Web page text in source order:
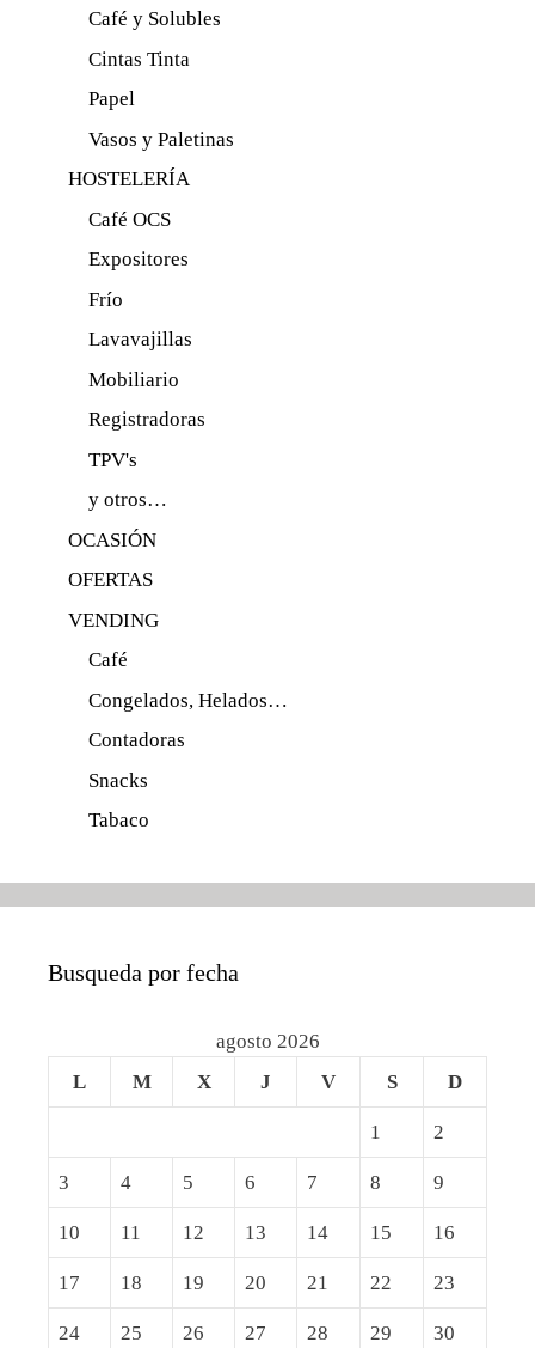
Café y Solubles
Cintas Tinta
Papel
Vasos y Paletinas
HOSTELERÍA
Café OCS
Expositores
Frío
Lavavajillas
Mobiliario
Registradoras
TPV's
y otros…
OCASIÓN
OFERTAS
VENDING
Café
Congelados, Helados…
Contadoras
Snacks
Tabaco
Busqueda por fecha
agosto 2026
L
M X J V S D
1 2
3 4 5 6 7 8 9
10 11 12 13 14 15 16
17 18 19 20 21 22 23
24 25 26 27 28 29 30